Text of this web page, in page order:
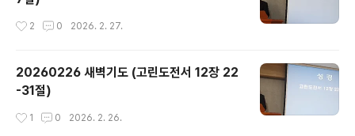
2 0 2026. 2. 27.
20260226 새벽기도 (고린도전서 12장 22
-31절)
1 0 2026. 2. 26.